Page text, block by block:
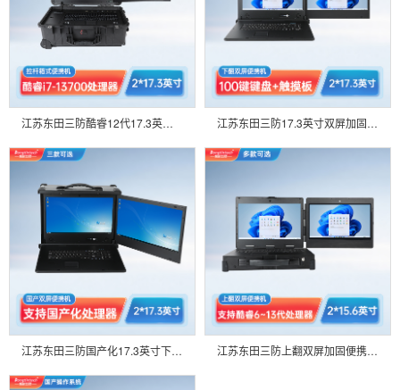
江苏东田三防酷睿12代17.3英寸拉杆式双屏加固便携机 DT-S1427CT-R68E 江苏东田三防17.3英寸双屏加固便携机 扩展型工业电脑 DT-S1427AD-Q370
江苏东田三防国产化17.3英寸下翻双屏加固便携机工业电脑 DT-S1427AD-H325 江苏东田三防上翻双屏加固便携机工业电脑 DT-S1425CU-H110